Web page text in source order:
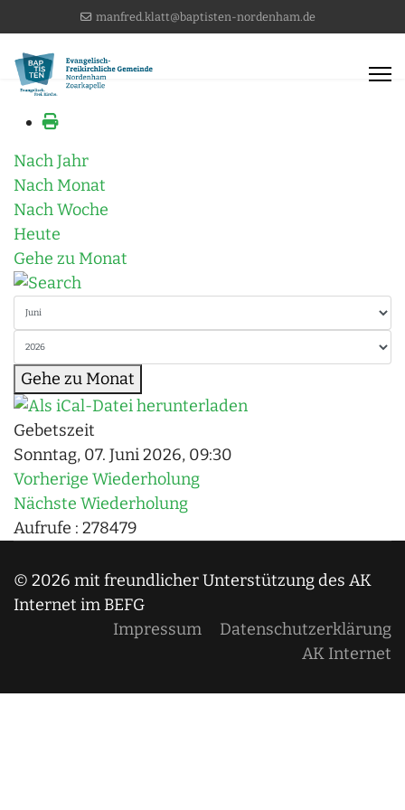
manfred.klatt@baptisten-nordenham.de
Nach Jahr
Nach Monat
Nach Woche
Heute
Gehe zu Monat
Gehe zu Monat
Gebetszeit
Sonntag, 07. Juni 2026, 09:30
Vorherige Wiederholung
Nächste Wiederholung
Aufrufe : 278479
© 2026 mit freundlicher Unterstützung des AK
Internet im BEFG
Impressum
Datenschutzerklärung
AK Internet